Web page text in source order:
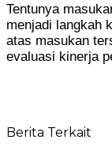
Tentunya
menjadi langkah
atas masukan
evaluasi kinerja
Berita Terkait